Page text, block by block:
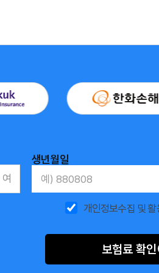
여
생년월일
개인정보수집 및 활
보험료 확인